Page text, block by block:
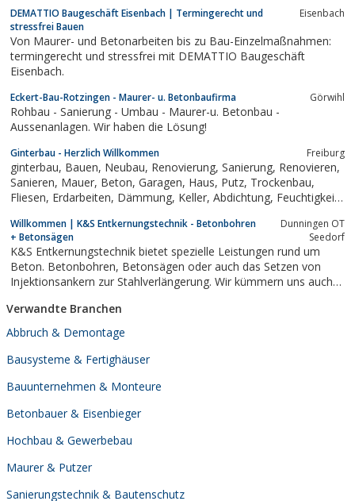
DEMATTIO Baugeschäft Eisenbach | Termingerecht und
stressfrei Bauen
Eisenbach
Von Maurer- und Betonarbeiten bis zu Bau-Einzelmaßnahmen:
termingerecht und stressfrei mit DEMATTIO Baugeschäft
Eisenbach.
Eckert-Bau-Rotzingen - Maurer- u. Betonbaufirma Görwihl
Rohbau - Sanierung - Umbau - Maurer-u. Betonbau -
Aussenanlagen. Wir haben die Lösung!
Ginterbau - Herzlich Willkommen Freiburg
ginterbau, Bauen, Neubau, Renovierung, Sanierung, Renovieren,
Sanieren, Mauer, Beton, Garagen, Haus, Putz, Trockenbau,
Fliesen, Erdarbeiten, Dämmung, Keller, Abdichtung, Feuchtigkeit,
Willkommen | K&S Entkernungstechnik - Betonbohren
+ Betonsägen
Dunningen OT
Seedorf
K&S Entkernungstechnik bietet spezielle Leistungen rund um
Beton. Betonbohren, Betonsägen oder auch das Setzen von
Injektionsankern zur Stahlverlängerung. Wir kümmern uns auch
Kreis Rottweil, Schramberg, Oberndorf, Horb, Tuttlingen,
Stuttgart, Schwäbische Alb,...
Verwandte Branchen
Abbruch & Demontage
Bausysteme & Fertighäuser
Bauunternehmen & Monteure
Betonbauer & Eisenbieger
Hochbau & Gewerbebau
Maurer & Putzer
Sanierungstechnik & Bautenschutz